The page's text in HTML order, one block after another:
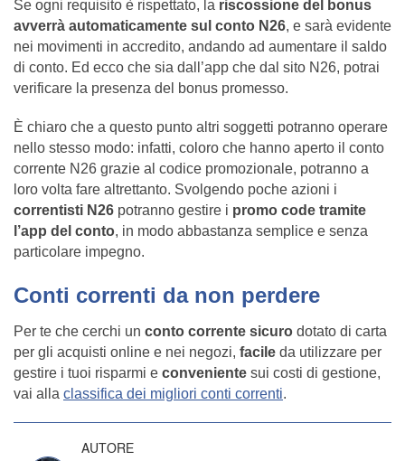
Se ogni requisito è rispettato, la riscossione del bonus
avverrà automaticamente sul conto N26, e sarà evidente
nei movimenti in accredito, andando ad aumentare il saldo
di conto. Ed ecco che sia dall’app che dal sito N26, potrai
verificare la presenza del bonus promesso.
È chiaro che a questo punto altri soggetti potranno operare
nello stesso modo: infatti, coloro che hanno aperto il conto
corrente N26 grazie al codice promozionale, potranno a
loro volta fare altrettanto. Svolgendo poche azioni i
correntisti N26 potranno gestire i promo code tramite
l’app del conto, in modo abbastanza semplice e senza
particolare impegno.
Conti correnti da non perdere
Per te che cerchi un conto corrente sicuro dotato di carta
per gli acquisti online e nei negozi, facile da utilizzare per
gestire i tuoi risparmi e conveniente sui costi di gestione,
vai alla classifica dei migliori conti correnti.
AUTORE